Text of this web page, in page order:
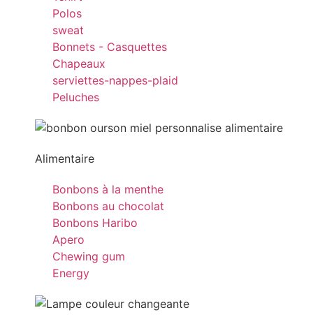
Polos
sweat
Bonnets - Casquettes
Chapeaux
serviettes-nappes-plaid
Peluches
Alimentaire
Bonbons à la menthe
Bonbons au chocolat
Bonbons Haribo
Apero
Chewing gum
Energy